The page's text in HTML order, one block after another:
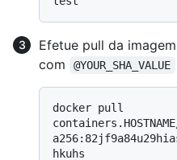
Efetue pull da
com
@YOUR_SHA_VALUE
docker pull
containers.HOSTNAME/